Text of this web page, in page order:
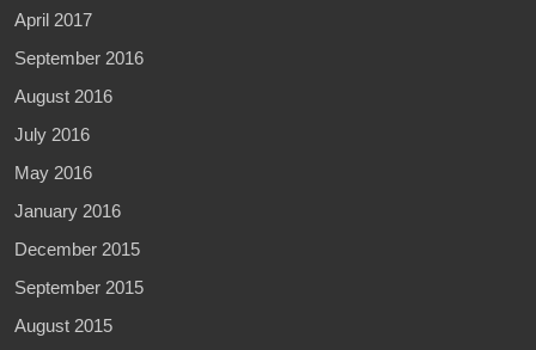
April 2017
September 2016
August 2016
July 2016
May 2016
January 2016
December 2015
September 2015
August 2015